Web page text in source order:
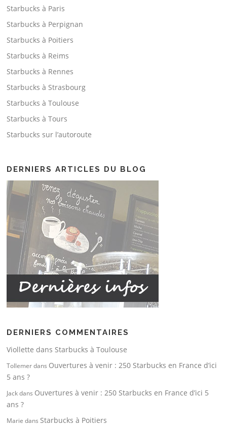
Starbucks à Paris
Starbucks à Perpignan
Starbucks à Poitiers
Starbucks à Reims
Starbucks à Rennes
Starbucks à Strasbourg
Starbucks à Toulouse
Starbucks à Tours
Starbucks sur l’autoroute
DERNIERS ARTICLES DU BLOG
DERNIERS COMMENTAIRES
Viollette dans Starbucks à Toulouse
Tollemerdans Ouvertures à venir : 250 Starbucks en France d’ici
5 ans ?
Jackdans Ouvertures à venir : 250 Starbucks en France d’ici 5
ans ?
Marie dans Starbucks à Poitiers